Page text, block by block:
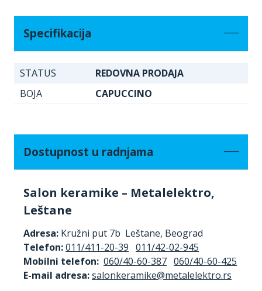
Specifikacija
STATUS
REDOVNA PRODAJA
BOJA
CAPUCCINO
Dostupnost u radnjama
Salon keramike – Metalelektro,
Leštane
Adresa: Kružni put 7b Leštane, Beograd
Telefon:011/411-20-39 011/42-02-945
Mobilni telefon: 060/40-60-387 060/40-60-425
E-mail adresa: